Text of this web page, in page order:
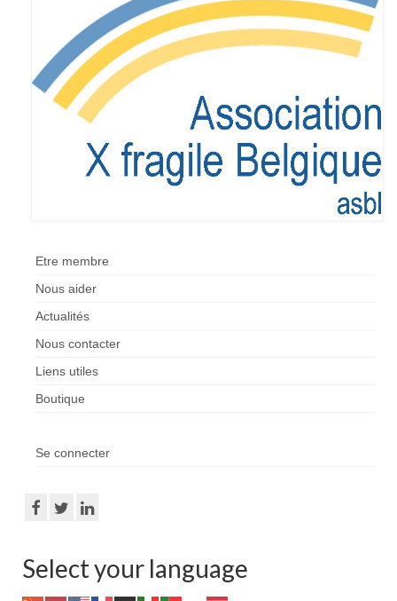
Espace Presse
Espace Membres
Albums photos
Témoignages
Nos publications
Accès Conseil d’administration
Etre membre
Nous aider
Actualités
Nous contacter
Liens utiles
Boutique
Se connecter
Select your language